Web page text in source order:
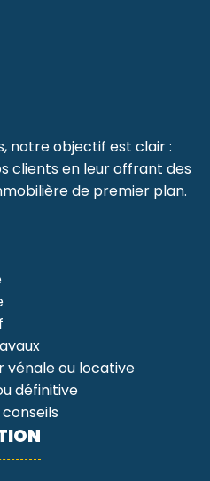
notre objectif est clair :
clients en leur offrant des
de premier plan.
vénale ou locative
définitive